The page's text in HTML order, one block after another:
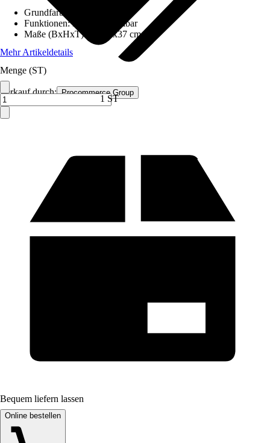
Verkauf durch: Procommerce Group
Grundfarbe
Funktionen:Höhenverstellbar
Maße (BxHxT)
57x37x37 cm
Mehr Artikeldetails
Menge (ST)
1 ST
Bequem liefern lassen
Online bestellen